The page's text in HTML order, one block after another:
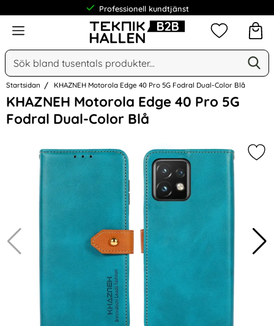
Professionell kundtjänst
Meny
Sök
Sök på Narse Group AB
Mina
Startsidan KHAZNEH Motorola Edge 40 Pro 5G Fodral Dual-Color Blå
KHAZNEH Motorola Edge 40 Pro 5G
Fodral Dual-Color Blå
Hoppa
över
Bilder